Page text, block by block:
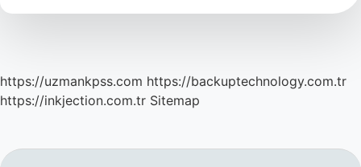
https://uzmankpss.com https://backuptechnology.com.tr
https://inkjection.com.tr Sitemap